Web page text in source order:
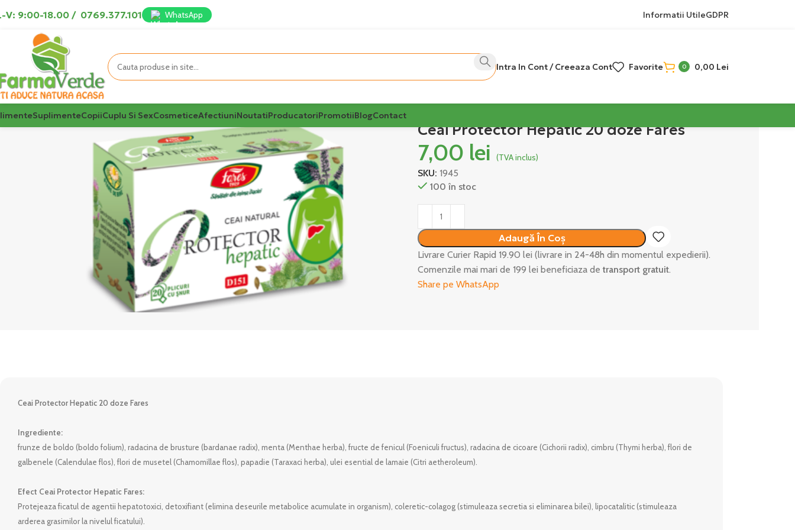
V: 9:00-18.00 / 0769.377.101 WhatsApp Informatii UtileGDPR
Intra In Cont / Creeaza Cont Favorite 0 0,00 Lei
SuplimenteCopiiCuplu Si SexCosmeticeAfectiuniNoutatiProducatoriPromotiiBlogContact
Ceai Protector Hepatic 20 doze Fares
7,00 lei (TVA inclus)
SKU: 1945
100 în stoc
Adaugă În Coș
Alternative:
Livrare Curier Rapid 19.90 lei (livrare in 24-48h din momentul expedierii).
Comenzile mai mari de 199 lei beneficiaza detransport gratuit.
Share pe WhatsApp
Ceai Protector Hepatic 20 doze Fares
Ingrediente:
frunze de boldo (boldo folium), radacina de brusture (bardanae radix), menta (Menthae herba), fructe de fenicul (Foeniculi fructus), radacina de cicoare (Cichorii radix), cimbru (Thymi herba), flori de
galbenele (Calendulae flos), flori de musetel (Chamomillae flos), papadie (Taraxaci herba), ulei esential de lamaie (Citri aetheroleum).
Efect Ceai Protector Hepatic Fares:
Protejeaza ficatul de agentii hepatotoxici, detoxifiant (elimina deseurile metabolice acumulate in organism), coleretic-colagog (stimuleaza secretia si eliminarea bilei), lipocatalitic (stimuleaza
arderea grasimilor la nivelul ficatului).